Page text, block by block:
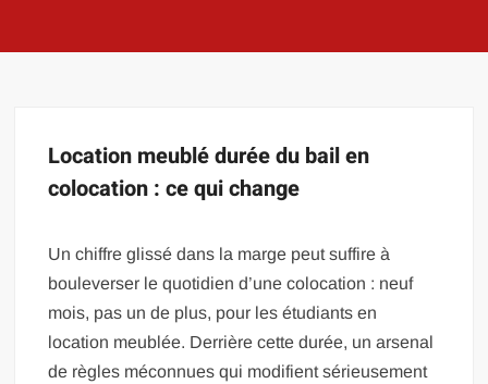
Location meublé durée du bail en
colocation : ce qui change
Un chiffre glissé dans la marge peut suffire à
bouleverser le quotidien d’une colocation : neuf
mois, pas un de plus, pour les étudiants en
location meublée. Derrière cette durée, un arsenal
de règles méconnues qui modifient sérieusement